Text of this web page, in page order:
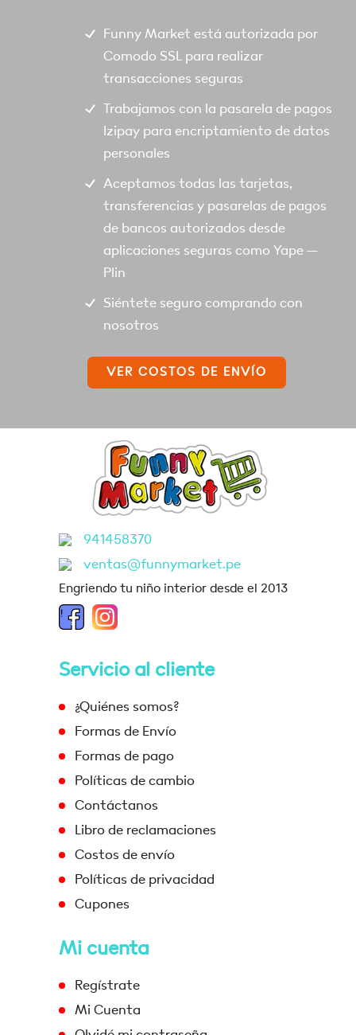
Funny Market está autorizada por
Comodo SSL para realizar
transacciones seguras
Trabajamos con la pasarela de pagos
Izipay para encriptamiento de datos
personales
Aceptamos todas las tarjetas,
transferencias y pasarelas de pagos
de bancos autorizados desde
aplicaciones seguras como Yape –
Plin
Siéntete seguro comprando con
nosotros
VER COSTOS DE ENVÍO
941458370
ventas@funnymarket.pe
Engriendo tu niño interior desde el 2013
Servicio al cliente
¿Quiénes somos?
Formas de Envío
Formas de pago
Políticas de cambio
Contáctanos
Libro de reclamaciones
Costos de envío
Políticas de privacidad
Cupones
Mi cuenta
Regístrate
Mi Cuenta